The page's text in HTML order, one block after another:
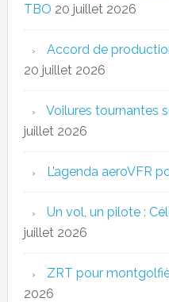
TBO 20 juillet 2026
Accord de
20 juillet 2026
Voilures tournantes
juillet 2026
L’agenda aeroVFR
Un vol, un pilote :
juillet 2026
ZRT pour
2026